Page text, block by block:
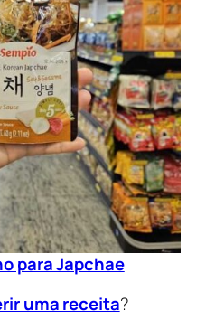
para Japchae
uma receita?